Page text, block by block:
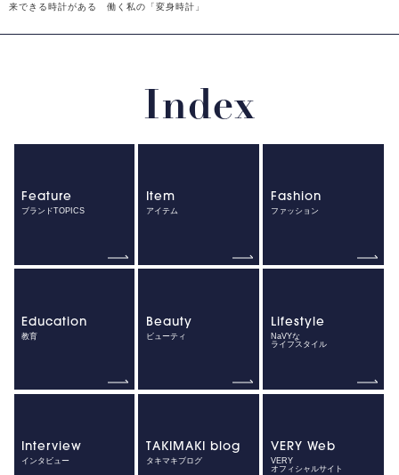
来できる時計がある 働く私の「変身時計」
Index
Feature
ブランドTOPICS
Item
アイテム
Fashion
ファッション
Education
教育
Beauty
ビューティ
Lifestyle
NaVYな
ライフスタイル
Interview
インタビュー
TAKIMAKI blog
タキマキブログ
VERY Web
VERY
オフィシャルサイト